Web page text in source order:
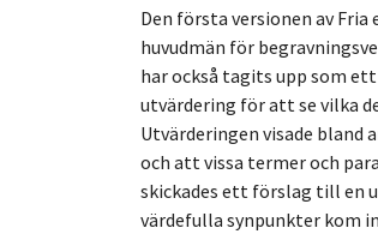
Den första versionen av Fria
huvudmän för
har också tagits upp som
utvärdering för att se vilka
Utvärderingen visade bland
och att vissa termer och
skickades ett förslag till en
värdefulla synpunkter kom